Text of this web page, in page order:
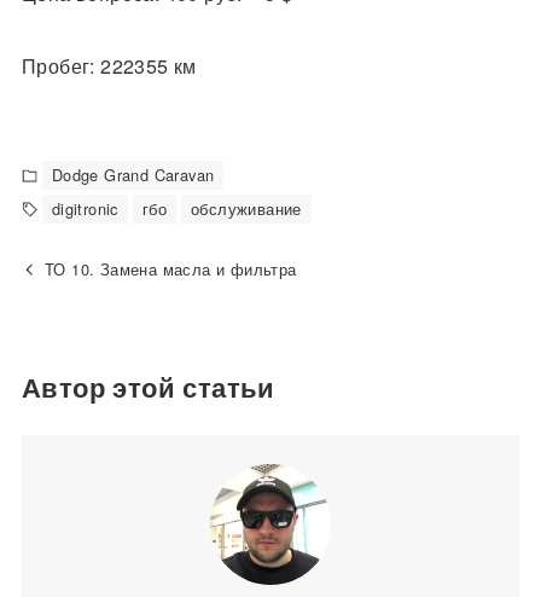
Пробег: 222355 км
Dodge Grand Caravan
digitronic
гбо обслуживание
ТО 10. Замена масла и фильтра
Автор этой статьи